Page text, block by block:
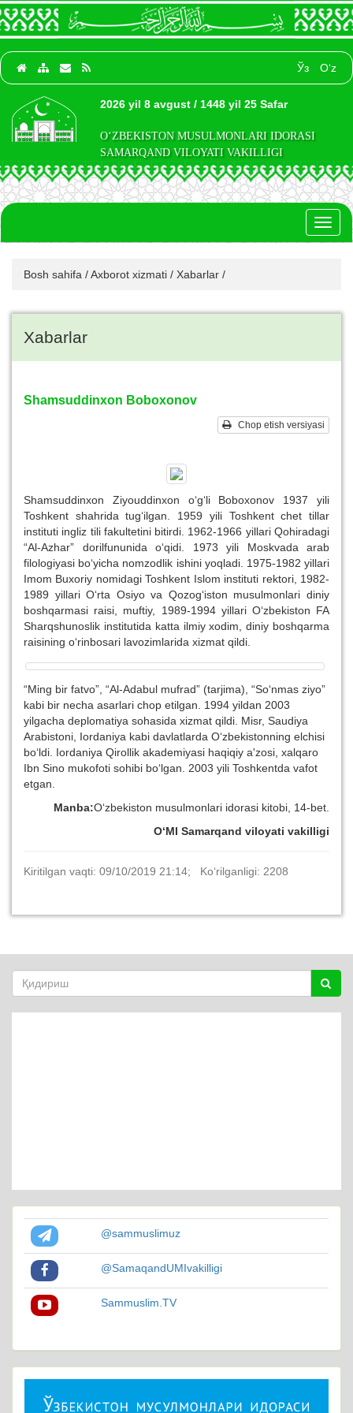
Ўз O‘z
2026 yil 8 avgust / 1448 yil 25 Safar
O‘ZBEKISTON MUSULMONLARI IDORASI
SAMARQAND VILOYATI VAKILLIGI
Bosh sahifa /Axborot xizmati / Xabarlar /
Xabarlar
Shamsuddinxon Boboxonov
Chop etish versiyasi
Shamsuddinxon Ziyouddinxon o‘g‘li Boboxonov 1937 yili
Toshkent shahrida tug‘ilgan. 1959 yili Toshkent chet tillar
instituti ingliz tili fakultetini bitirdi. 1962-1966 yillari Qohiradagi
“Al-Azhar” dorilfununida o‘qidi. 1973 yili Moskvada arab
filologiyasi bo‘yicha nomzodlik ishini yoqladi. 1975-1982 yillari
Imom Buxoriy nomidagi Toshkent Islom instituti rektori, 1982-
1989 yillari O‘rta Osiyo va Qozog‘iston musulmonlari diniy
boshqarmasi raisi, muftiy, 1989-1994 yillari O‘zbekiston FA
Sharqshunoslik institutida katta ilmiy xodim, diniy boshqarma
raisining o‘rinbosari lavozimlarida xizmat qildi.
“Ming bir fatvo”, “Al-Adabul mufrad” (tarjima), “So‘nmas ziyo”
kabi bir necha asarlari chop etilgan. 1994 yildan 2003
yilgacha deplomatiya sohasida xizmat qildi. Misr, Saudiya
Arabistoni, Iordaniya kabi davlatlarda O‘zbekistonning elchisi
bo‘ldi. Iordaniya Qirollik akademiyasi haqiqiy a'zosi, xalqaro
Ibn Sino mukofoti sohibi bo‘lgan. 2003 yili Toshkentda vafot
etgan.
Manba:O‘zbekiston musulmonlari idorasi kitobi, 14-bet.
O‘MI Samarqand viloyati vakilligi
Kiritilgan vaqti: 09/10/2019 21:14; Ko‘rilganligi: 2208
@sammuslimuz
@SamaqandUMIvakilligi
Sammuslim.TV